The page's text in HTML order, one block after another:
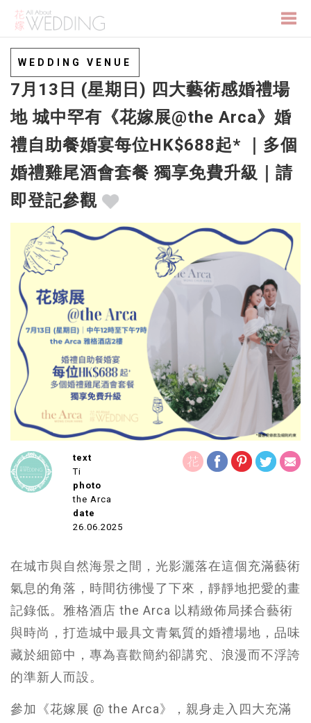
WEDDING VENUE
7月13日 (星期日) 四大藝術感婚禮場
地 城中罕有《花嫁展@the Arca》婚
禮自助餐婚宴每位HK$688起* ｜多個
婚禮雞尾酒會套餐 獨享免費升級｜請
即登記參觀
text
Ti
photo
the Arca
date
26.06.2025
在城市與自然海景之間，光影灑落在這個充滿藝術
氣息的角落，時間彷彿慢了下來，靜靜地把愛的畫
記錄低。雅格酒店 the Arca 以精緻佈局揉合藝術
與時尚，打造城中最具文青氣質的婚禮場地，品味
藏於細節中，專為喜歡簡約卻講究、浪漫而不浮誇
的準新人而設。
參加《花嫁展 @ the Arca》，親身走入四大充滿